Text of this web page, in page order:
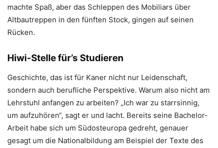
machte Spaß, aber das Schleppen des Mobiliars über
Altbautreppen in den fünften Stock, gingen auf seinen
Rücken.
Hiwi-Stelle für’s Studieren
Geschichte, das ist für Kaner nicht nur Leidenschaft,
sondern auch berufliche Perspektive. Warum also nicht am
Lehrstuhl anfangen zu arbeiten? „Ich war zu starrsinnig,
um aufzuhören“, sagt er und lacht. Bereits seine Bachelor-
Arbeit habe sich um Südosteuropa gedreht, genauer
gesagt um die Nationalbildung am Beispiel der Texte des